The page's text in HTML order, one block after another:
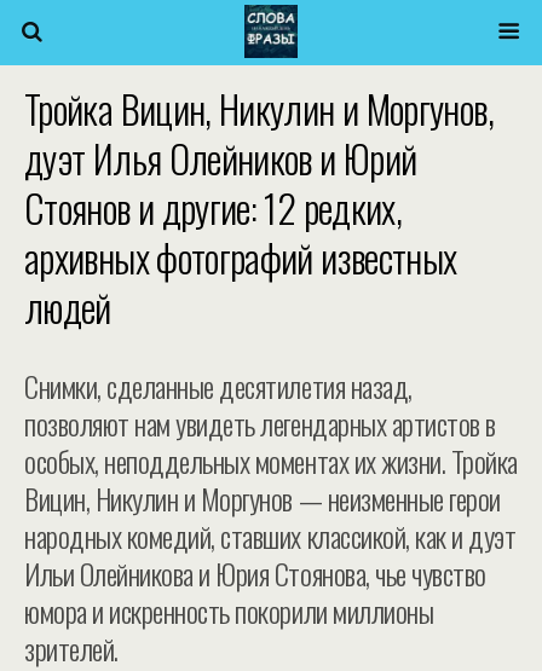
Тройка Вицин, Никулин и Моргунов,
дуэт Илья Олейников и Юрий
Стоянов и другие: 12 редких,
архивных фотографий известных
людей
Снимки, сделанные десятилетия назад,
позволяют нам увидеть легендарных артистов в
особых, неподдельных моментах их жизни. Тройка
Вицин, Никулин и Моргунов — неизменные герои
народных комедий, ставших классикой, как и дуэт
Ильи Олейникова и Юрия Стоянова, чье чувство
юмора и искренность покорили миллионы
зрителей.